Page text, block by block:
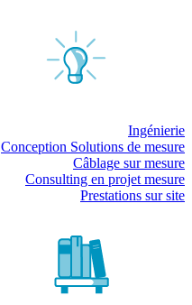
Ingénierie
Conception Solutions de mesure
Câblage sur mesure
Consulting en projet mesure
Prestations sur site